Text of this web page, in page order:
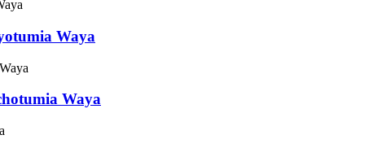
Waya
Waya